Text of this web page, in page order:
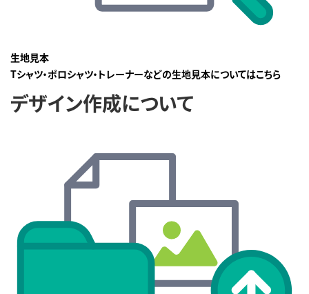
生地見本
Tシャツ・ポロシャツ・トレーナーなどの生地見本についてはこちら
デザイン作成について